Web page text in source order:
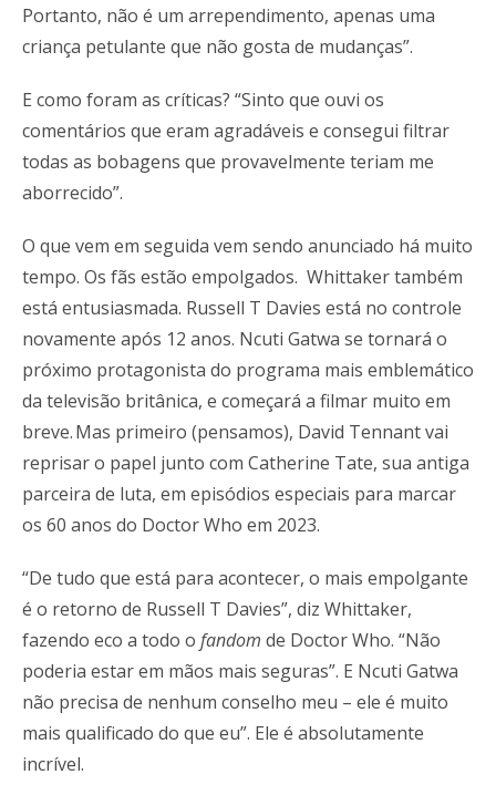
Portanto, não é um arrependimento, apenas uma
criança petulante que não gosta de mudanças”.
E como foram as críticas? “Sinto que ouvi os
comentários que eram agradáveis e consegui filtrar
todas as bobagens que provavelmente teriam me
aborrecido”.
O que vem em seguida vem sendo anunciado há muito
tempo. Os fãs estão empolgados. Whittaker também
está entusiasmada. Russell T Davies está no controle
novamente após 12 anos. Ncuti Gatwa se tornará o
próximo protagonista do programa mais emblemático
da televisão britânica, e começará a filmar muito em
breve. Mas primeiro (pensamos), David Tennant vai
reprisar o papel junto com Catherine Tate, sua antiga
parceira de luta, em episódios especiais para marcar
os 60 anos do Doctor Who em 2023.
“De tudo que está para acontecer, o mais empolgante
é o retorno de Russell T Davies”, diz Whittaker,
fazendo eco a todo o fandom de Doctor Who. “Não
poderia estar em mãos mais seguras”. E Ncuti Gatwa
não precisa de nenhum conselho meu – ele é muito
mais qualificado do que eu”. Ele é absolutamente
incrível.